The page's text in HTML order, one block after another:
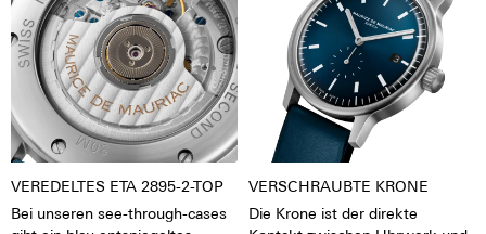
VEREDELTES ETA 2895-2-TOP
Bei unseren see-through-cases
VERSCHRAUBTE KRONE
Die Krone ist der direkte